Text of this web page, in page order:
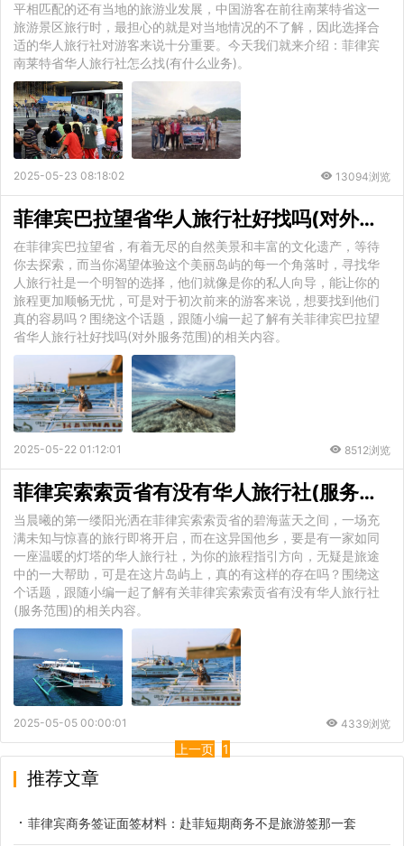
平相匹配的还有当地的旅游业发展，中国游客在前往南莱特省这一
旅游景区旅行时，最担心的就是对当地情况的不了解，因此选择合
适的华人旅行社对游客来说十分重要。今天我们就来介绍：菲律宾
南莱特省华人旅行社怎么找(有什么业务)。
2025-05-23 08:18:02 13094浏览
菲律宾巴拉望省华人旅行社好找吗(对外服务范围)
在菲律宾巴拉望省，有着无尽的自然美景和丰富的文化遗产，等待
你去探索，而当你渴望体验这个美丽岛屿的每一个角落时，寻找华
人旅行社是一个明智的选择，他们就像是你的私人向导，能让你的
旅程更加顺畅无忧，可是对于初次前来的游客来说，想要找到他们
真的容易吗？围绕这个话题，跟随小编一起了解有关菲律宾巴拉望
省华人旅行社好找吗(对外服务范围)的相关内容。
2025-05-22 01:12:01 8512浏览
菲律宾索索贡省有没有华人旅行社(服务范围)
当晨曦的第一缕阳光洒在菲律宾索索贡省的碧海蓝天之间，一场充
满未知与惊喜的旅行即将开启，而在这异国他乡，要是有一家如同
一座温暖的灯塔的华人旅行社，为你的旅程指引方向，无疑是旅途
中的一大帮助，可是在这片岛屿上，真的有这样的存在吗？围绕这
个话题，跟随小编一起了解有关菲律宾索索贡省有没有华人旅行社
(服务范围)的相关内容。
2025-05-05 00:00:01 4339浏览
上一页 1
推荐文章
菲律宾商务签证面签材料：赴菲短期商务不是旅游签那一套